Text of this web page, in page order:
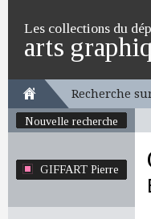
Les collections du
arts
Recherche
Nouvelle recherche
GIFFART Pierre